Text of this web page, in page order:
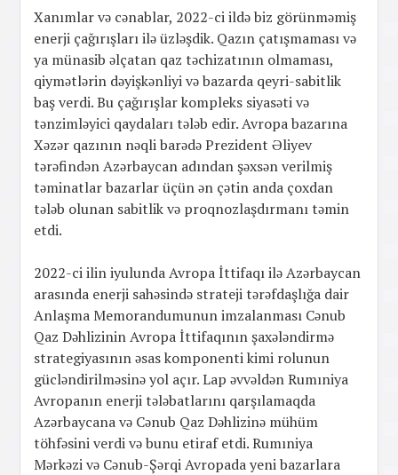
Xanımlar və cənablar, 2022-ci ildə biz görünməmiş
enerji çağırışları ilə üzləşdik. Qazın çatışmaması və
ya münasib əlçatan qaz təchizatının olmaması,
qiymətlərin dəyişkənliyi və bazarda qeyri-sabitlik
baş verdi. Bu çağırışlar kompleks siyasəti və
tənzimləyici qaydaları tələb edir. Avropa bazarına
Xəzər qazının nəqli barədə Prezident Əliyev
tərəfindən Azərbaycan adından şəxsən verilmiş
təminatlar bazarlar üçün ən çətin anda çoxdan
tələb olunan sabitlik və proqnozlaşdırmanı təmin
etdi.
2022-ci ilin iyulunda Avropa İttifaqı ilə Azərbaycan
arasında enerji sahəsində strateji tərəfdaşlığa dair
Anlaşma Memorandumunun imzalanması Cənub
Qaz Dəhlizinin Avropa İttifaqının şaxələndirmə
strategiyasının əsas komponenti kimi rolunun
gücləndirilməsinə yol açır. Lap əvvəldən Rumıniya
Avropanın enerji tələbatlarını qarşılamaqda
Azərbaycana və Cənub Qaz Dəhlizinə mühüm
töhfəsini verdi və bunu etiraf etdi. Rumıniya
Mərkəzi və Cənub-Şərqi Avropada yeni bazarlara